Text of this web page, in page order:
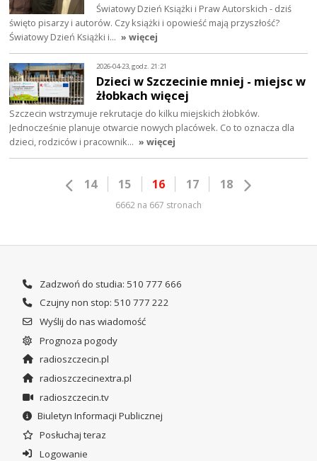
Światowy Dzień Książki i Praw Autorskich - dziś
święto pisarzy i autorów. Czy książki i opowieść mają przyszłość?
Światowy Dzień Książki i… » więcej
2026-04-23, godz. 21:21
Dzieci w Szczecinie mniej - miejsc w
żłobkach więcej
Szczecin wstrzymuje rekrutacje do kilku miejskich żłobków.
Jednocześnie planuje otwarcie nowych placówek. Co to oznacza dla
dzieci, rodziców i pracownik… » więcej
14 15 16 17 18
6662 na 667 stronach
Zadzwoń do studia: 510 777 666
Czujny non stop: 510 777 222
Wyślij do nas wiadomość
Prognoza pogody
radioszczecin.pl
radioszczecinextra.pl
radioszczecin.tv
Biuletyn Informacji Publicznej
Posłuchaj teraz
Logowanie